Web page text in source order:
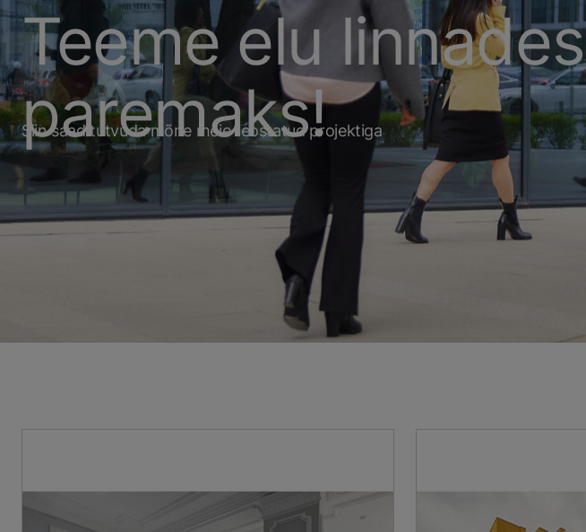
Teeme elu linnades
paremaks!
Siin saad tutvuda mõne meie teostatud projektiga